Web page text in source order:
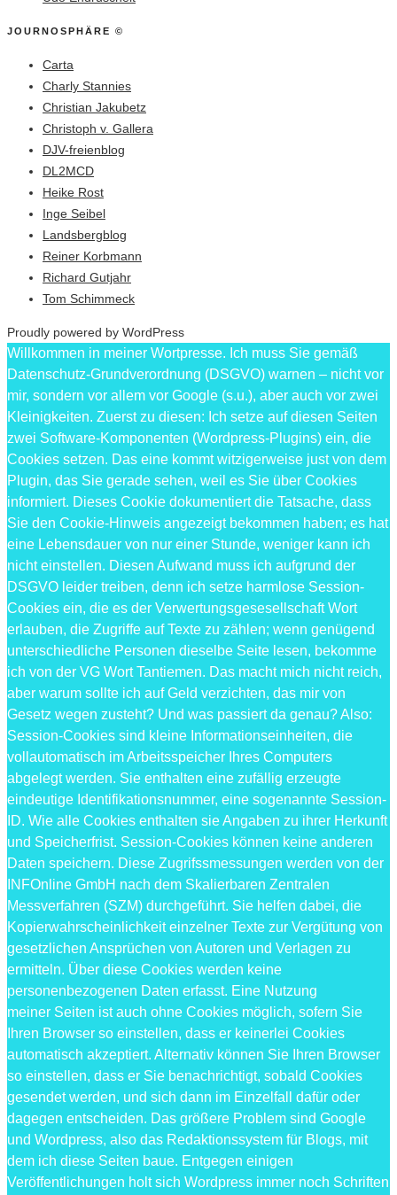
JOURNOSPHÄRE ©
Carta
Charly Stannies
Christian Jakubetz
Christoph v. Gallera
DJV-freienblog
DL2MCD
Heike Rost
Inge Seibel
Landsbergblog
Reiner Korbmann
Richard Gutjahr
Tom Schimmeck
Proudly powered by WordPress
Willkommen in meiner Wortpresse. Ich muss Sie gemäß
Datenschutz-Grundverordnung (DSGVO) warnen – nicht vor
mir, sondern vor allem vor Google (s.u.), aber auch vor zwei
Kleinigkeiten. Zuerst zu diesen: Ich setze auf diesen Seiten
zwei Software-Komponenten (Wordpress-Plugins) ein, die
Cookies setzen. Das eine kommt witzigerweise just von dem
Plugin, das Sie gerade sehen, weil es Sie über Cookies
informiert. Dieses Cookie dokumentiert die Tatsache, dass
Sie den Cookie-Hinweis angezeigt bekommen haben; es hat
eine Lebensdauer von nur einer Stunde, weniger kann ich
nicht einstellen. Diesen Aufwand muss ich aufgrund der
DSGVO leider treiben, denn ich setze harmlose Session-
Cookies ein, die es der Verwertungsgesesellschaft Wort
erlauben, die Zugriffe auf Texte zu zählen; wenn genügend
unterschiedliche Personen dieselbe Seite lesen, bekomme
ich von der VG Wort Tantiemen. Das macht mich nicht reich,
aber warum sollte ich auf Geld verzichten, das mir von
Gesetz wegen zusteht? Und was passiert da genau? Also:
Session-Cookies sind kleine Informationseinheiten, die
vollautomatisch im Arbeitsspeicher Ihres Computers
abgelegt werden. Sie enthalten eine zufällig erzeugte
eindeutige Identifikationsnummer, eine sogenannte Session-
ID. Wie alle Cookies enthalten sie Angaben zu ihrer Herkunft
und Speicherfrist. Session-Cookies können keine anderen
Daten speichern. Diese Zugrifssmessungen werden von der
INFOnline GmbH nach dem Skalierbaren Zentralen
Messverfahren (SZM) durchgeführt. Sie helfen dabei, die
Kopierwahrscheinlichkeit einzelner Texte zur Vergütung von
gesetzlichen Ansprüchen von Autoren und Verlagen zu
ermitteln. Über diese Cookies werden keine
personenbezogenen Daten erfasst. Eine Nutzung
meiner Seiten ist auch ohne Cookies möglich, sofern Sie
Ihren Browser so einstellen, dass er keinerlei Cookies
automatisch akzeptiert. Alternativ können Sie Ihren Browser
so einstellen, dass er Sie benachrichtigt, sobald Cookies
gesendet werden, und sich dann im Einzelfall dafür oder
dagegen entscheiden. Das größere Problem sind Google
und Wordpress, also das Redaktionssystem für Blogs, mit
dem ich diese Seiten baue. Entgegen einigen
Veröffentlichungen holt sich Wordpress immer noch Schriften